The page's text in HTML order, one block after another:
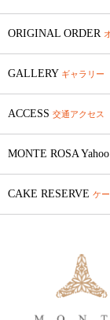
ORIGINAL ORDER
GALLERY ギャラリー
ACCESS 交通アクセス
MONTE ROSA
CAKE RESERVE ケ